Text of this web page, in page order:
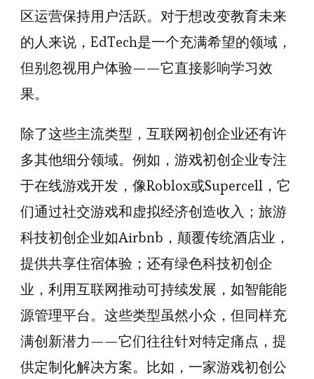
区运营保持用户活跃。对于想改变教育未来
的人来说，EdTech是一个充满希望的领域，
但别忽视用户体验——它直接影响学习效
果。
除了这些主流类型，互联网初创企业还有许
多其他细分领域。例如，游戏初创企业专注
于在线游戏开发，像Roblox或Supercell，它
们通过社交游戏和虚拟经济创造收入；旅游
科技初创企业如Airbnb，颠覆传统酒店业，
提供共享住宿体验；还有绿色科技初创企
业，利用互联网推动可持续发展，如智能能
源管理平台。这些类型虽然小众，但同样充
满创新潜力——它们往往针对特定痛点，提
供定制化解决方案。比如，一家游戏初创公